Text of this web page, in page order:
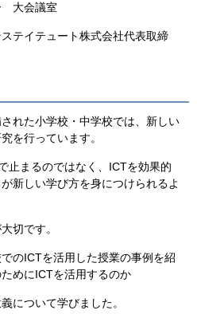
大会議室
イテュート株式会社代表取締
れた小学校・中学校では、新しい
を行っています。
止まるのではなく、ICTを効果的
新しい学び方を身につけられるよ
切です。
のICTを活用した授業の事例を紹
めにICTを活用するのか
について学びました。